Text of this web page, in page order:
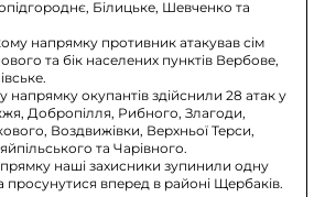
Білицьке, Шевченко та
напрямку противник атакував сім
та бік населених пунктів Вербове,
напрямку окупантів здійснили 28 атак у
Добропілля, Рибного, Злагоди,
Воздвижівки, Верхньої Терси,
та Чарівного.
наші захисники зупинили одну
вперед в районі Щербаків.